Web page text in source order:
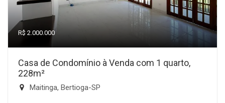
R$ 2.000.000
Casa de Condomínio à Venda com 1 quarto,
228m²
Maitinga, Bertioga-SP